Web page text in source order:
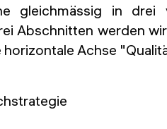
gleichmässig in drei
Abschnitten werden
horizontale Achse